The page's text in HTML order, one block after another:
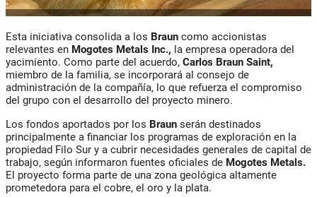
Esta iniciativa consolida a los Braun como accionistas
relevantes en Mogotes Metals Inc., la empresa operadora del
yacimiento. Como parte del acuerdo, Carlos Braun Saint,
miembro de la familia, se incorporará al consejo de
administración de la compañía, lo que refuerza el compromiso
del grupo con el desarrollo del proyecto minero.
Los fondos aportados por los Braun serán destinados
principalmente a financiar los programas de exploración en la
propiedad Filo Sur y a cubrir necesidades generales de capital de
trabajo, según informaron fuentes oficiales de Mogotes Metals.
El proyecto forma parte de una zona geológica altamente
prometedora para el cobre, el oro y la plata.